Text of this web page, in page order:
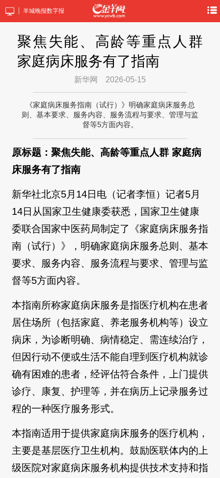
羊城晚报数字报
聚焦失能、高龄等重点人群
家庭病床服务有了指南
新华网 2026-05-15
《家庭病床服务指南（试行）》明确家庭病床服务总
则、基本要求、服务内容、服务流程与要求、管理与监
督等5方面内容。
原标题：聚焦失能、高龄等重点人群 家庭病
床服务有了指南
新华社北京5月14日电（记者李恒）记者5月
14日从国家卫生健康委获悉，国家卫生健康
委联合国家中医药局制定了《家庭病床服务指
南（试行）》，明确家庭病床服务总则、基本
要求、服务内容、服务流程与要求、管理与监
督等5方面内容。
本指南所称家庭病床服务是指医疗机构在患者
居住场所（包括家庭、养老服务机构等）设立
病床，为诊断明确、病情稳定、需连续治疗，
但因行动不便或生活不能自理到医疗机构就诊
确有困难的患者，经评估符合条件，上门提供
诊疗、康复、护理等，并在病历上记录服务过
程的一种医疗服务形式。
本指南适用于提供家庭病床服务的医疗机构，
主要是基层医疗卫生机构。鼓励医联体内的上
级医院对家庭病床服务机构提供技术支持和指